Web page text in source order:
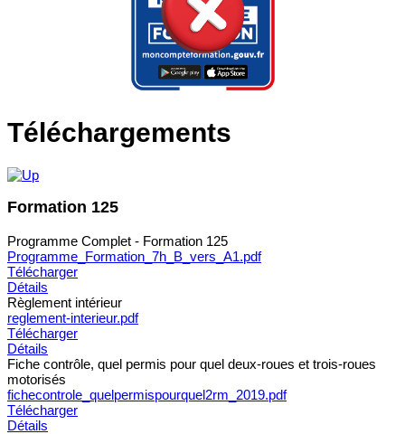
Téléchargements
Formation 125
Programme Complet - Formation 125
Programme_Formation_7h_B_vers_A1.pdf
Télécharger
Détails
Règlement intérieur
reglement-interieur.pdf
Télécharger
Détails
Fiche contrôle, quel permis pour quel deux-roues et trois-roues
motorisés
fichecontrole_quelpermispourquel2rm_2019.pdf
Télécharger
Détails